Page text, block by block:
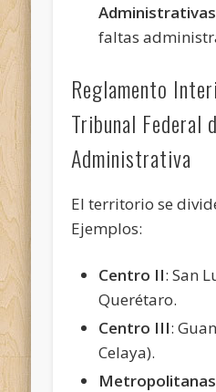
Administrativas
faltas
Reglamento
Tribunal Federal
Administrativa
El territorio se
Ejemplos:
Centro II: San
Querétaro.
Centro III:
Celaya).
Metropolitanas